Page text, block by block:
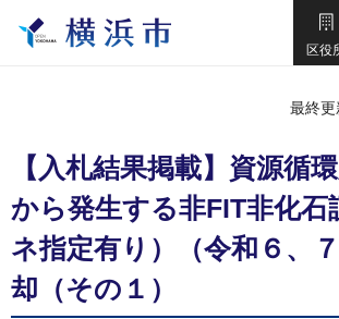
区役
最終
【入札結果掲載】資源循
から発生する非FIT非化石
ネ指定有り）（令和６、
却（その１）